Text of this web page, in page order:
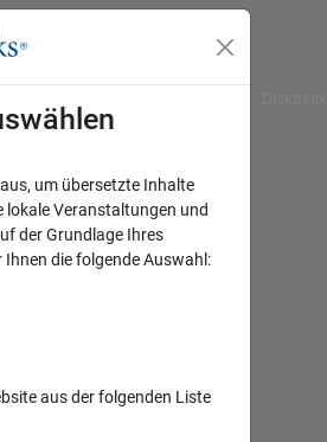
um übersetzte Inhalte
Veranstaltungen und
der Grundlage Ihres
die folgende Auswahl:
aus der folgenden Liste